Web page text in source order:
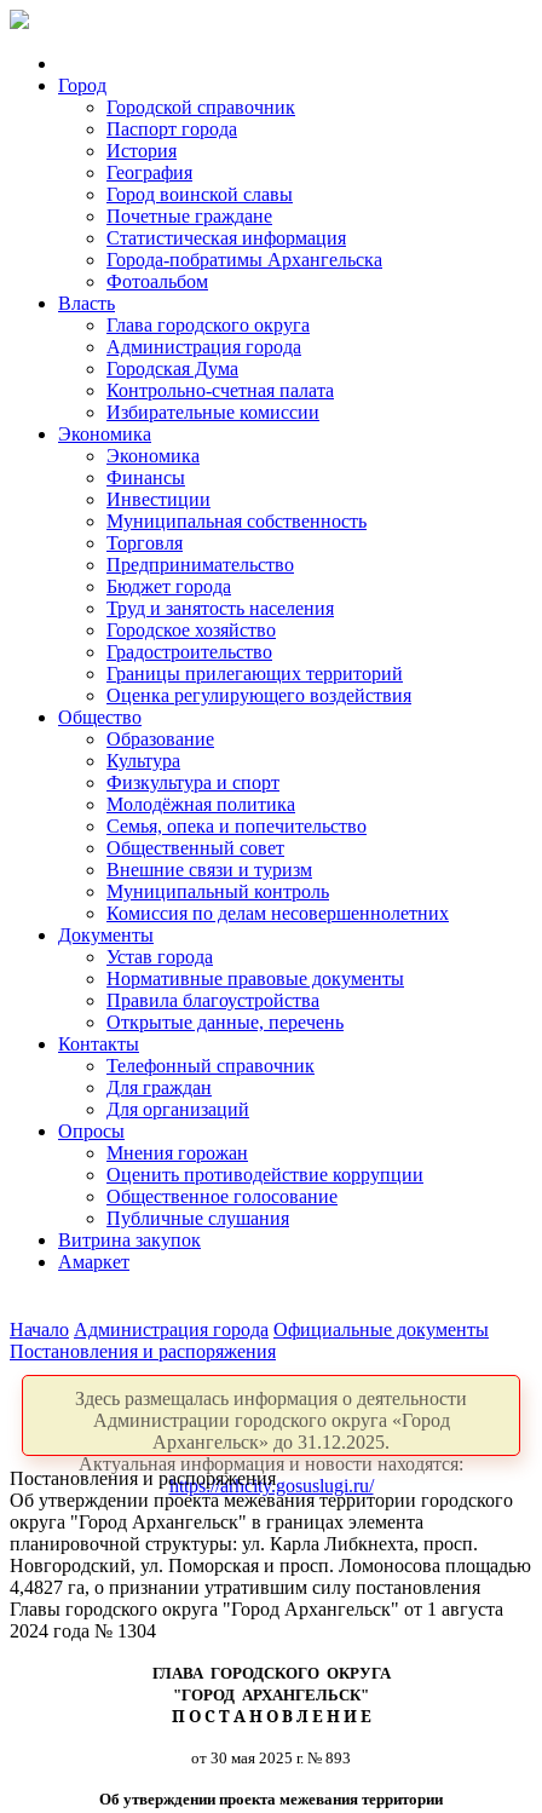
Город
Городской справочник
Паспорт города
История
География
Город воинской славы
Почетные граждане
Статистическая информация
Города-побратимы Архангельска
Фотоальбом
Власть
Глава городского округа
Администрация города
Городская Дума
Контрольно-счетная палата
Избирательные комиссии
Экономика
Экономика
Финансы
Инвестиции
Муниципальная собственность
Торговля
Предпринимательство
Бюджет города
Труд и занятость населения
Городское хозяйство
Градостроительство
Границы прилегающих территорий
Оценка регулирующего воздействия
Общество
Образование
Культура
Физкультура и спорт
Молодёжная политика
Семья, опека и попечительство
Общественный совет
Внешние связи и туризм
Муниципальный контроль
Комиссия по делам несовершеннолетних
Документы
Устав города
Нормативные правовые документы
Правила благоустройства
Открытые данные, перечень
Контакты
Телефонный справочник
Для граждан
Для организаций
Опросы
Мнения горожан
Оценить противодействие коррупции
Общественное голосование
Публичные слушания
Витрина закупок
Амаркет
Начало Администрация города Официальные документы
Постановления и распоряжения
Здесь размещалась информация о деятельности
Администрации городского округа «Город
Архангельск» до 31.12.2025.
Актуальная информация и новости находятся:
https://arhcity.gosuslugi.ru/
Постановления и распоряжения
Об утверждении проекта межевания территории городского
округа "Город Архангельск" в границах элемента
планировочной структуры: ул. Карла Либкнехта, просп.
Новгородский, ул. Поморская и просп. Ломоносова площадью
4,4827 га, о признании утратившим силу постановления
Главы городского округа "Город Архангельск" от 1 августа
2024 года № 1304
ГЛАВА ГОРОДСКОГО ОКРУГА
"ГОРОД АРХАНГЕЛЬСК"
П О С Т А Н О В Л Е Н И Е
от 30 мая 2025 г. № 893
Об утверждении проекта межевания территории